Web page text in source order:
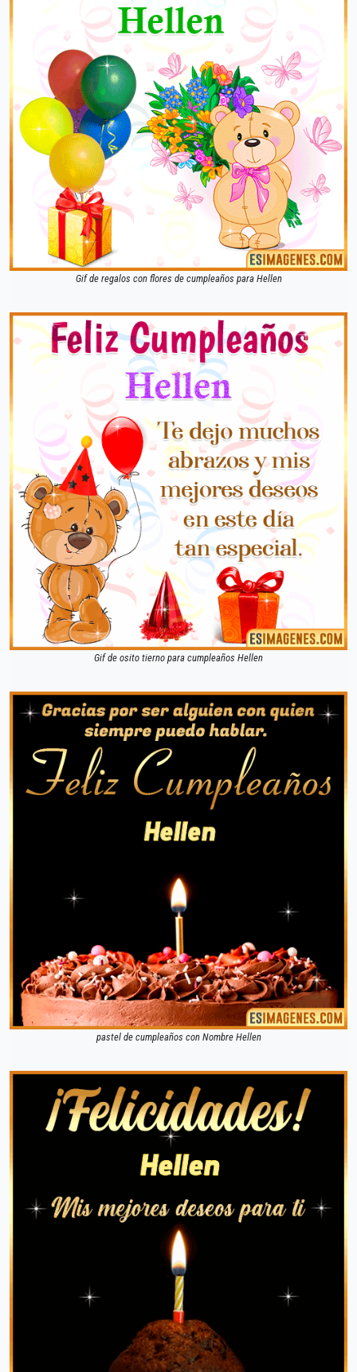
Gif de regalos con flores de cumpleaños para Hellen
Gif de osito tierno para cumpleaños Hellen
pastel de cumpleaños con Nombre Hellen